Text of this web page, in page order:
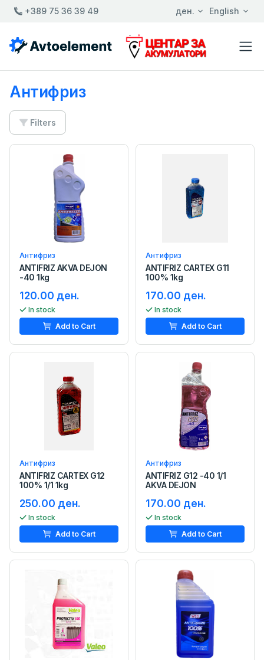
+389 75 36 39 49 ден. English
Антифриз
Filters
Антифриз
ANTIFRIZ AKVA DEJON
-40 1kg
120.00 ден.
In stock
Add to Cart
Антифриз
ANTIFRIZ CARTEX G11
100% 1kg
170.00 ден.
In stock
Add to Cart
Антифриз
ANTIFRIZ CARTEX G12
100% 1/1 1kg
250.00 ден.
In stock
Add to Cart
Антифриз
ANTIFRIZ G12 -40 1/1
AKVA DEJON
170.00 ден.
In stock
Add to Cart